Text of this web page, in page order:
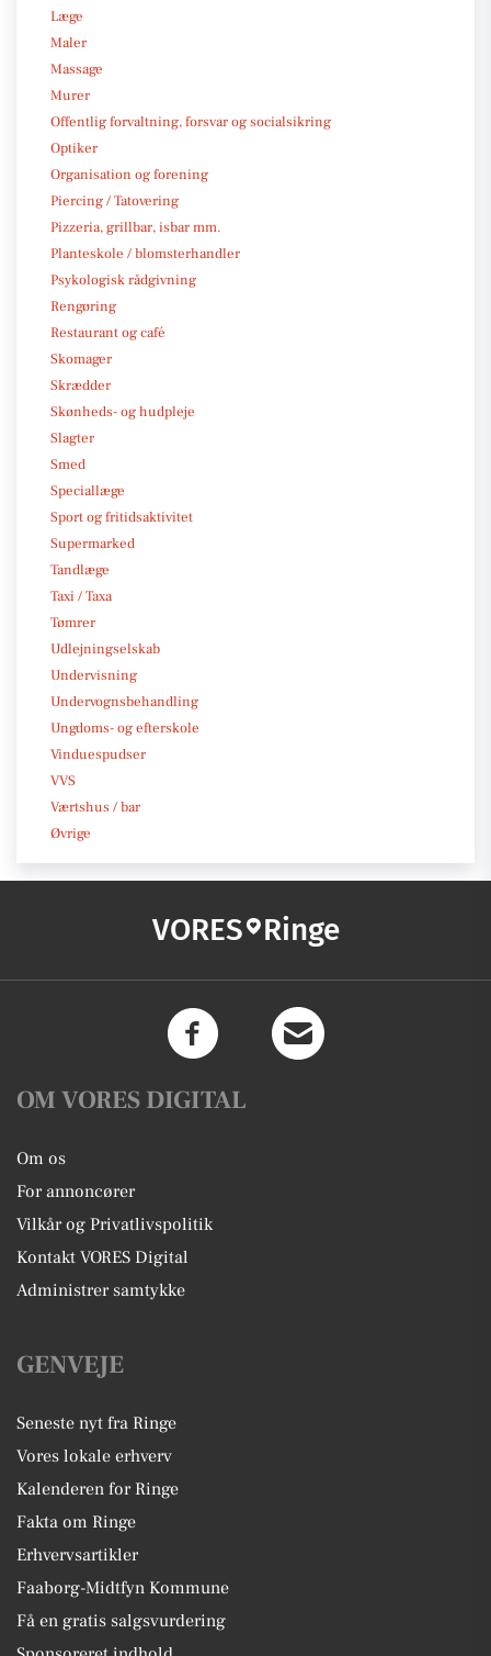
Læge
Maler
Massage
Murer
Offentlig forvaltning, forsvar og socialsikring
Optiker
Organisation og forening
Piercing / Tatovering
Pizzeria, grillbar, isbar mm.
Planteskole / blomsterhandler
Psykologisk rådgivning
Rengøring
Restaurant og café
Skomager
Skrædder
Skønheds- og hudpleje
Slagter
Smed
Speciallæge
Sport og fritidsaktivitet
Supermarked
Tandlæge
Taxi / Taxa
Tømrer
Udlejningselskab
Undervisning
Undervognsbehandling
Ungdoms- og efterskole
Vinduespudser
VVS
Værtshus / bar
Øvrige
VORES Ringe
OM VORES DIGITAL
Om os
For annoncører
Vilkår og Privatlivspolitik
Kontakt VORES Digital
Administrer samtykke
GENVEJE
Seneste nyt fra Ringe
Vores lokale erhverv
Kalenderen for Ringe
Fakta om Ringe
Erhvervsartikler
Faaborg-Midtfyn Kommune
Få en gratis salgsvurdering